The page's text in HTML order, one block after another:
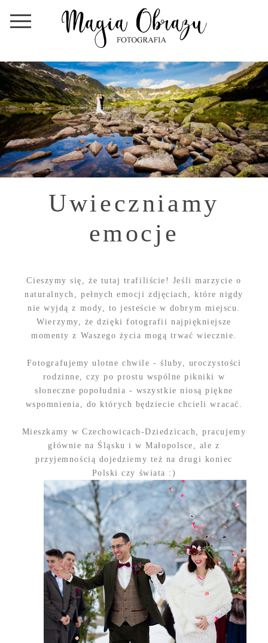
Uwieczniamy
emocje
Cieszymy się, że tutaj trafiliście! Jeśli marzycie o
naturalnych, pełnych emocji zdjęciach, które nigdy
nie wyjdą z mody, to jesteście w dobrym miejscu.
Wierzymy, że dzięki fotografii najpiękniejsze
momenty z Waszego życia mogą trwać wiecznie.
Fotografujemy ulotne chwile - śluby, uroczystości
rodzinne, czy po prostu wspólne pikniki w
słoneczne popołudnia - wszystkie niosą piękne
wspomnienia, do których będziecie chcieli wracać.
Mieszkamy w Czechowicach-Dziedzicach, pracujemy
głównie na Śląsku i w Małopolsce, ale z
przyjemnością dojedziemy też na drugi koniec
Polski czy świata :)